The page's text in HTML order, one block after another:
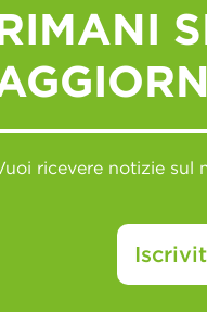
ricevere notizie sul